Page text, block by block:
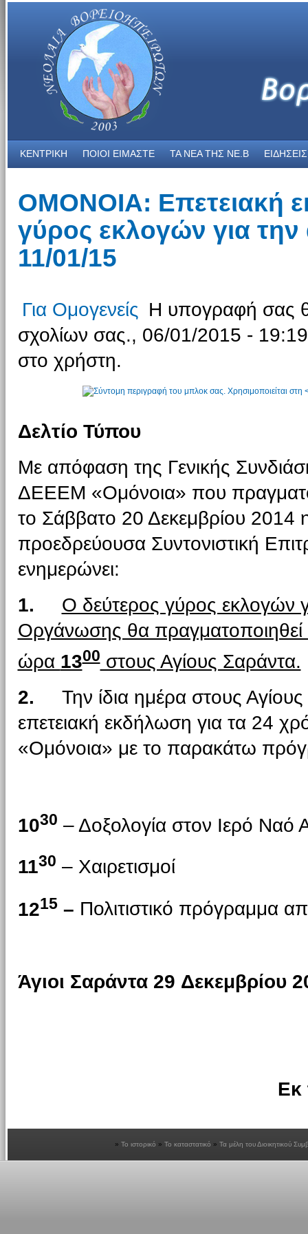
ΚΕΝΤΡΙΚΗ ΠΟΙΟΙ ΕΙΜΑΣΤΕ ΤΑ ΝΕΑ THΣ NE.B ΕΙΔΗΣΕΙΣ
ΟΜΟΝΟΙΑ: Επετειακή
γύρος εκλογών για
11/01/15
Για Ομογενείς Η υπογραφή σας
σχολίων σας., 06/01/2015 - 19:19
στο χρήστη.
Δελτίο Τύπου
Με απόφαση της Γενικής
ΔΕΕΕΜ «Ομόνοια» που
το Σάββατο 20 Δεκεμβρίου 2014
προεδρεύουσα Συντονιστική
ενημερώνει:
1. Ο δεύτερος γύρος εκλογών
Οργάνωσης θα πραγματοποιηθεί
ώρα 1300στους Αγίους Σαράντα.
2. Την ίδια ημέρα στους
επετειακή εκδήλωση για τα 24
«Ομόνοια» με το παρακάτω
1030 – Δοξολογία στον Ιερό Ναό
1130 – Χαιρετισμοί
1215– Πολιτιστικό πρόγραμμα
Άγιοι Σαράντα 29 Δεκεμβρίου
Εκ
Το ιστορικό Το καταστατικό Τα μέλη του Διοικητικού